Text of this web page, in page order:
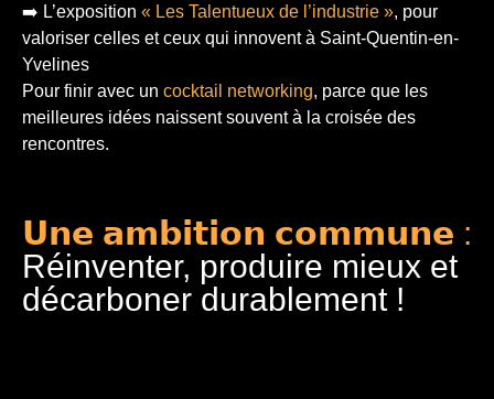
➡️ L’exposition « Les Talentueux de l’industrie », pour
valoriser celles et ceux qui innovent à Saint-Quentin-en-
Yvelines
Pour finir avec un cocktail networking, parce que les
meilleures idées naissent souvent à la croisée des
rencontres.
𝗨𝗻𝗲 𝗮𝗺𝗯𝗶𝘁𝗶𝗼𝗻 𝗰𝗼𝗺𝗺𝘂𝗻𝗲 :
Réinventer, produire mieux et
décarboner durablement !